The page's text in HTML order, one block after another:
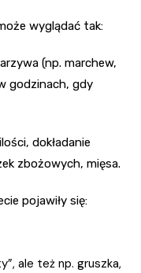
wyglądać tak:
(np. marchew,
godzinach, gdy
dokładanie
zbożowych, mięsa.
pojawiły się:
ale też np. gruszka,